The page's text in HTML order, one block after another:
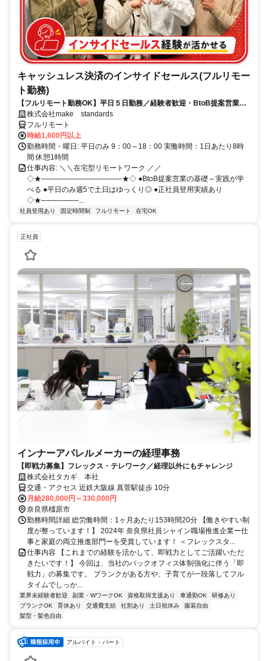
キャッシュレス決済のインサイドセールス(フルリモー
ト勤務)
【フルリモート勤務OK】平日５日勤務／経験者歓迎・BtoB提案営業で
スキルアップ
株式会社make standards
フルリモート
時給1,600円以上
勤務時間・曜日: 平日のみ 9：00～18：00 実働時間：1日あたり8時
間 休憩1時間
仕事内容: ＼＼在宅型リモートワーク ／／
◇★───────────────★◇ ●BtoB提案営業の基礎～実践が学
べる ●平日のみ週5で土日はゆっくり◎ ●正社員登用実績あり
◇★───────...
社員登用あり 固定時間制 フルリモート 在宅OK
正社員
インナーアパレルメーカーの経理事務
【即戦力募集】フレックス・テレワーク／経理以外にもチャレンジ
株式会社タカギ 本社
交通・アクセス 近鉄大阪線 真菅駅徒歩 10分
月給280,000円～330,000円
奈良県橿原市
勤務時間詳細 総労働時間：1ヶ月あたり153時間20分 【働きやすい制
度が整っています！】 2024年 奈良県社員シャイン職場推進企業ー仕
事と家庭の両立推進部門ーを受賞しています！ ＜フレックスタ...
仕事内容 【これまでの経験を活かして、即戦力としてご活躍いただ
きたいです！】 今回は、当社のバックオフィス体制強化に伴う「即
戦力」の募集です。 ブランクがある方や、子育てが一段落してフル
タイムでしっか...
業界未経験者歓迎 副業・WワークOK 資格取得支援あり 車通勤OK
研修あり
ブランクOK
育休あり 交通費支給 社割あり 土日祝休み
服装自由
髪型・髪色自由
アルバイト・パート